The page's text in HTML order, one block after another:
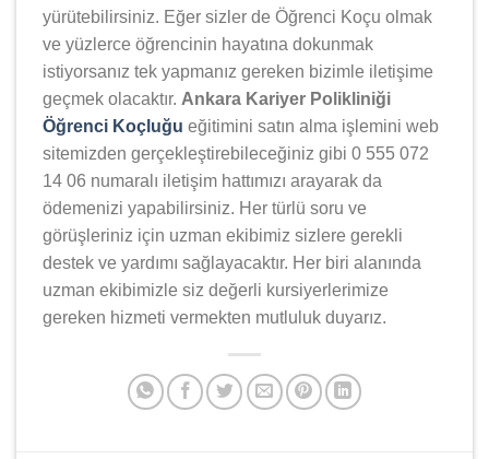
yürütebilirsiniz. Eğer sizler de Öğrenci Koçu olmak
ve yüzlerce öğrencinin hayatına dokunmak
istiyorsanız tek yapmanız gereken bizimle iletişime
geçmek olacaktır. Ankara Kariyer Polikliniği
Öğrenci Koçluğu eğitimini satın alma işlemini web
sitemizden gerçekleştirebileceğiniz gibi 0 555 072
14 06 numaralı iletişim hattımızı arayarak da
ödemenizi yapabilirsiniz. Her türlü soru ve
görüşleriniz için uzman ekibimiz sizlere gerekli
destek ve yardımı sağlayacaktır. Her biri alanında
uzman ekibimizle siz değerli kursiyerlerimize
gereken hizmeti vermekten mutluluk duyarız.